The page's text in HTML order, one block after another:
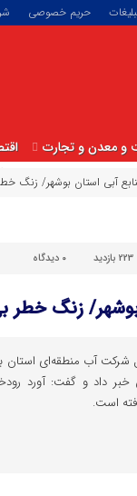
حریم خصوصی
و معدن و تجارت
آبی استان بوشهر/ زنگ
223 بازدید ۰ دیدگاه
زنگ خطر
است.